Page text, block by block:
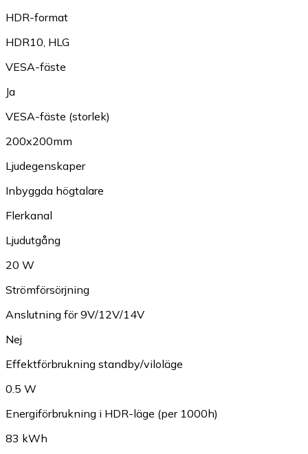
HDR-format
HDR10 HLG
VESA-fäste
Ja
VESA-fäste (storlek)
200x200mm
Ljudegenskaper
Inbyggda högtalare
Flerkanal
Ljudutgång
20 W
Strömförsörjning
Anslutning för 9V/12V/14V
Nej
Effektförbrukning standby/viloläge
0.5 W
Energiförbrukning i HDR-läge (per 1000h)
83 kWh